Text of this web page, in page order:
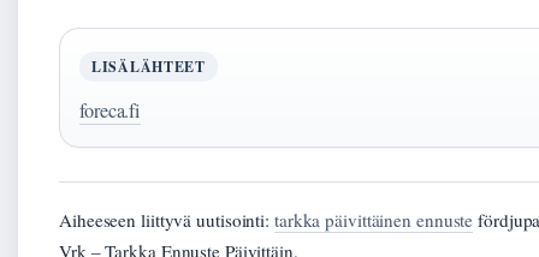
LISÄLÄHTEET
foreca.fi
Aiheeseen liittyvä uutisointi: tarkka päivittäinen ennuste
Vrk – Tarkka Ennuste Päivittäin.